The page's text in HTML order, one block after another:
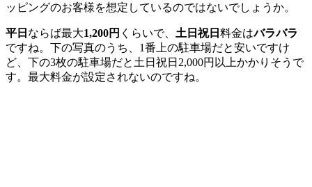
ッピングのお客様を想定しているのではないでしょうか。
平日 ならば最大1,200円 くらいで、 土日祝日 料金はバラバラ
ですね。下の写真のうち、1番上の駐車場だと安いですけ
ど、下の3枚の駐車場だと土日祝日2,000円以上かかりそうで
す。最大料金が設定されないのですね。